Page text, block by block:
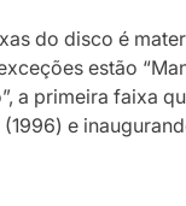
do disco é
estão
a primeira faixa
e